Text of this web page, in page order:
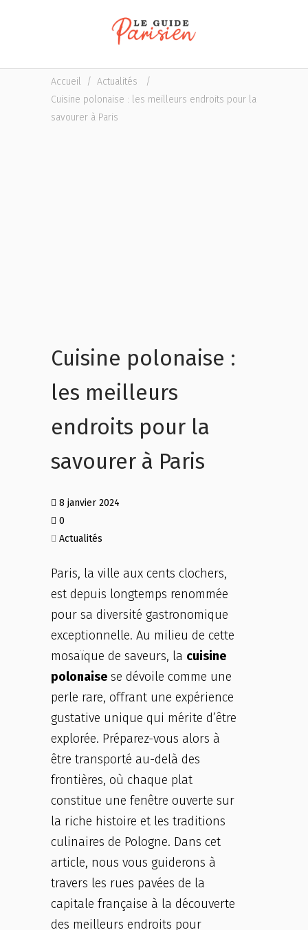
Accueil / Actualités
/
Cuisine polonaise : les meilleurs endroits pour la
savourer à Paris
Cuisine polonaise :
les meilleurs
endroits pour la
savourer à Paris
8 janvier 2024
0
Actualités
Paris, la ville aux cents clochers,
est depuis longtemps renommée
pour sa diversité gastronomique
exceptionnelle. Au milieu de cette
mosaïque de saveurs, la cuisine
polonaise se dévoile comme une
perle rare, offrant une expérience
gustative unique qui mérite d’être
explorée. Préparez-vous alors à
être transporté au-delà des
frontières, où chaque plat
constitue une fenêtre ouverte sur
la riche histoire et les traditions
culinaires de Pologne. Dans cet
article, nous vous guiderons à
travers les rues pavées de la
capitale française à la découverte
des meilleurs endroits pour